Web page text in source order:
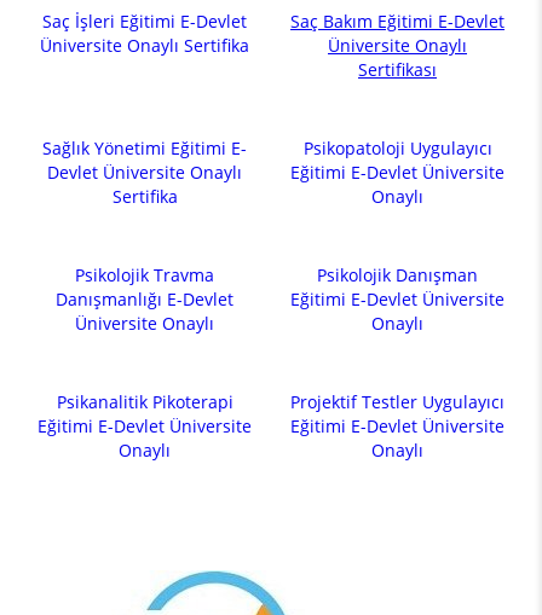
Saç İşleri Eğitimi E-Devlet
Üniversite Onaylı Sertifika
Saç Bakım Eğitimi E-Devlet
Üniversite Onaylı
Sertifikası
Sağlık Yönetimi Eğitimi E-
Devlet Üniversite Onaylı
Sertifika
Psikopatoloji Uygulayıcı
Eğitimi E-Devlet Üniversite
Onaylı
Psikolojik Travma
Danışmanlığı E-Devlet
Üniversite Onaylı
Psikolojik Danışman
Eğitimi E-Devlet Üniversite
Onaylı
Psikanalitik Pikoterapi
Eğitimi E-Devlet Üniversite
Onaylı
Projektif Testler Uygulayıcı
Eğitimi E-Devlet Üniversite
Onaylı